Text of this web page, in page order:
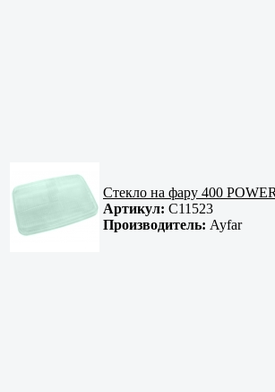
Стекло на фару 400 POWER
Артикул: C11523
Производитель: Ayfar